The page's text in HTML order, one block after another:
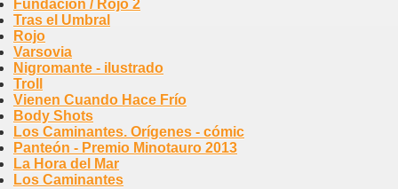
Fundación / Rojo 2
Tras el Umbral
Rojo
Varsovia
Nigromante - ilustrado
Troll
Vienen Cuando Hace Frío
Body Shots
Los Caminantes. Orígenes - cómic
Panteón - Premio Minotauro 2013
La Hora del Mar
Los Caminantes